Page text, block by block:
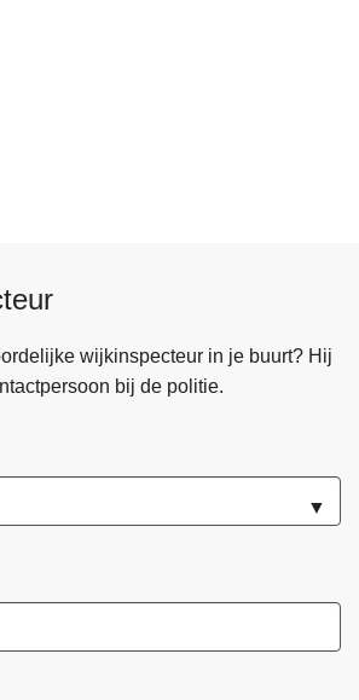
wijkinspecteur in je buurt? Hij
bij de politie.
▼